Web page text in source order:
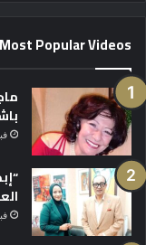
Most Popular Videos